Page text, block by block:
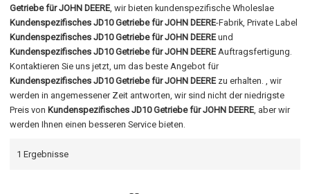
Getriebe für JOHN DEERE, wir bieten kundenspezifische Wholeslae
Kundenspezifisches JD10 Getriebe für JOHN DEERE-Fabrik, Private Label
Kundenspezifisches JD10 Getriebe für JOHN DEERE und
Kundenspezifisches JD10 Getriebe für JOHN DEERE Auftragsfertigung.
Kontaktieren Sie uns jetzt, um das beste Angebot für
Kundenspezifisches JD10 Getriebe für JOHN DEERE zu erhalten. , wir
werden in angemessener Zeit antworten, wir sind nicht der niedrigste
Preis von Kundenspezifisches JD10 Getriebe für JOHN DEERE, aber wir
werden Ihnen einen besseren Service bieten.
1 Ergebnisse